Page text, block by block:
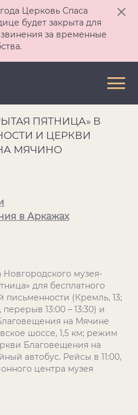
Церковь Спаса
будет закрыта для
за временные
ПЯТНИЦА» В
И ЦЕРКВИ
МЯЧИНО
в Аркажах
Новгородского музея-
для бесплатного
(Кремль, 13;
13:00 – 13:30) и
на Мячине
шоссе, 1,5 км; режим
Благовещения на
автобус. Рейсы в 11:00,
центра музея
Важня).